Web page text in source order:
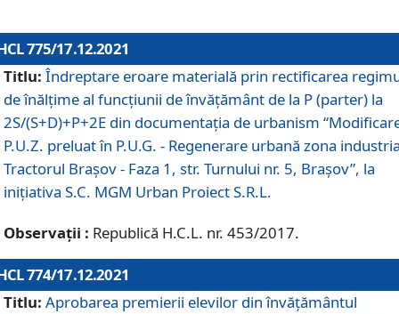
775/17.12.2021
Titlu: Îndreptare eroare materială prin rectificarea
de înălţime al funcţiunii de învăţământ de la P (parter) la
2S/(S+D)+P+2E din documentaţia de urbanism
P.U.Z. preluat în P.U.G. - Regenerare urbană zona
Tractorul Braşov - Faza 1, str. Turnului nr. 5, Braşov”, la
iniţiativa S.C. MGM Urban Proiect S.R.L.
Observații : Republică H.C.L. nr. 453/2017.
774/17.12.2021
Titlu: Aprobarea premierii elevilor din învățământul